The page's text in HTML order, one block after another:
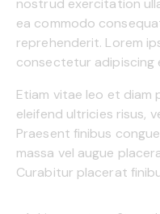
nostrud exercitation
ea commodo
reprehenderit. Lorem
consectetur adipiscing
Etiam vitae leo et diam
eleifend ultricies risus,
Praesent finibus
massa vel augue
Curabitur placerat